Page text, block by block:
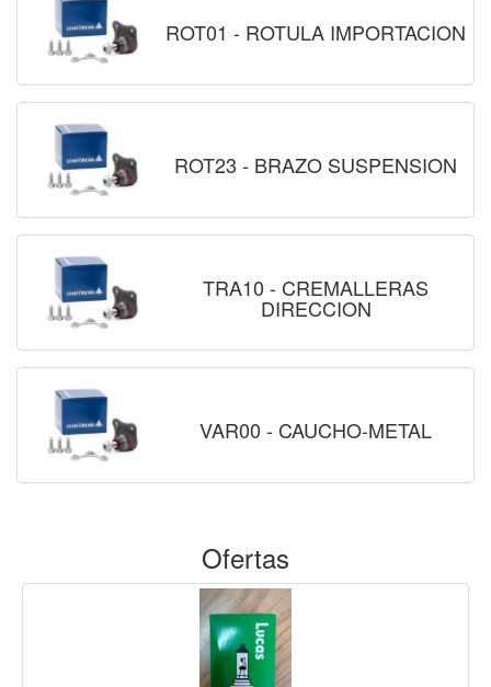
ROT01 - ROTULA IMPORTACION
ROT23 - BRAZO SUSPENSION
TRA10 - CREMALLERAS
DIRECCION
VAR00 - CAUCHO-METAL
Ofertas